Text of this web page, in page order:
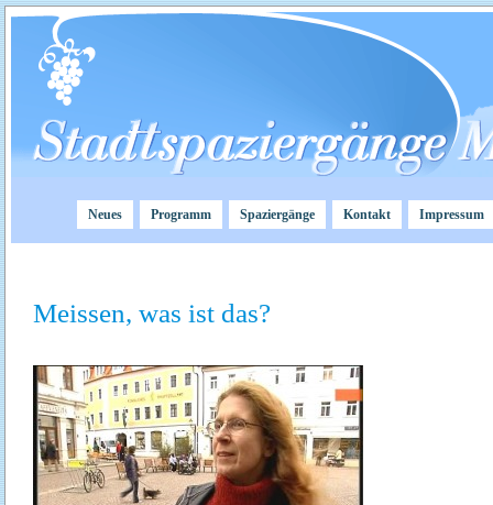
Neues Programm Spaziergänge Kontakt Impressum
Meissen, was ist das?